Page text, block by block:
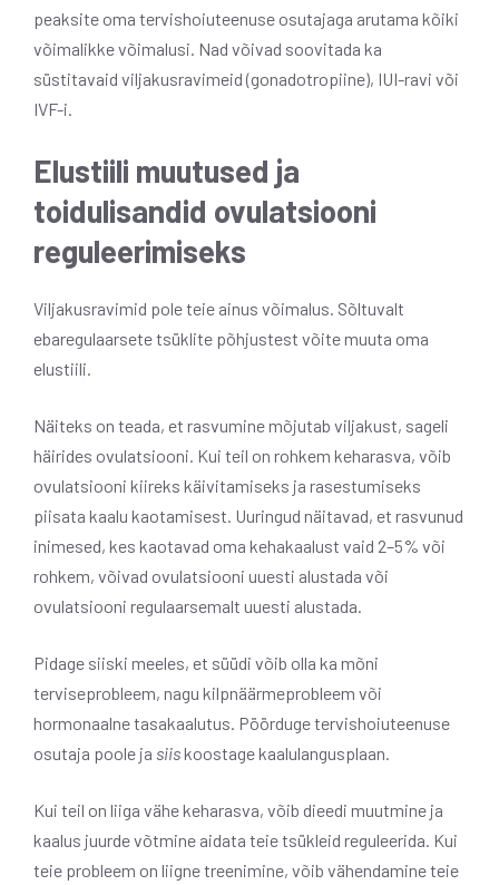
peaksite oma tervishoiuteenuse osutajaga arutama kõiki
võimalikke võimalusi. Nad võivad soovitada ka
süstitavaid viljakusravimeid (gonadotropiine), IUI-ravi või
IVF-i.
Elustiili muutused ja
toidulisandid ovulatsiooni
reguleerimiseks
Viljakusravimid pole teie ainus võimalus. Sõltuvalt
ebaregulaarsete tsüklite põhjustest võite muuta oma
elustiili.
Näiteks on teada, et rasvumine mõjutab viljakust, sageli
häirides ovulatsiooni. Kui teil on rohkem keharasva, võib
ovulatsiooni kiireks käivitamiseks ja rasestumiseks
piisata kaalu kaotamisest. Uuringud näitavad, et rasvunud
inimesed, kes kaotavad oma kehakaalust vaid 2–5% või
rohkem, võivad ovulatsiooni uuesti alustada või
ovulatsiooni regulaarsemalt uuesti alustada.
Pidage siiski meeles, et süüdi võib olla ka mõni
terviseprobleem, nagu kilpnäärmeprobleem või
hormonaalne tasakaalutus. Pöörduge tervishoiuteenuse
osutaja poole ja siiskoostage kaalulangusplaan.
Kui teil on liiga vähe keharasva, võib dieedi muutmine ja
kaalus juurde võtmine aidata teie tsükleid reguleerida. Kui
teie probleem on liigne treenimine, võib vähendamine teie